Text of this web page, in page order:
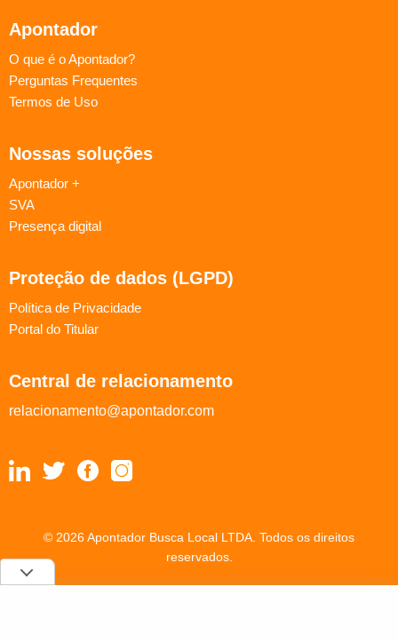
Apontador
O que é o Apontador?
Perguntas Frequentes
Termos de Uso
Nossas soluções
Apontador +
SVA
Presença digital
Proteção de dados (LGPD)
Política de Privacidade
Portal do Titular
Central de relacionamento
relacionamento@apontador.com
© 2026 Apontador Busca Local LTDA. Todos os direitos
reservados.